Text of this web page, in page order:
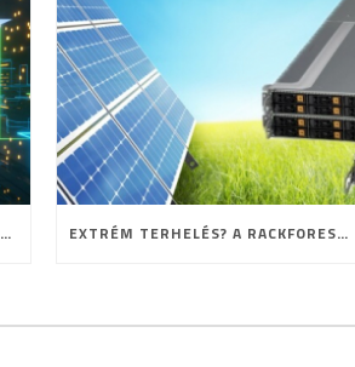
FELHŐ VAGY HELYI SZAKÉRTELEM? A HOSTING JELENE ÉS JÖVŐJE EXTRÉM TERHELÉS? A RACKFOREST ISMÉT BIZONYÍTOTT!